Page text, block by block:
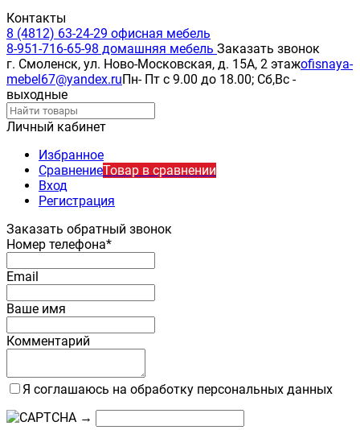
Контакты
8 (4812) 63-24-29 офисная мебель
8-951-716-65-98 домашняя мебель Заказать звонок
г. Смоленск, ул. Ново-Московская, д. 15А, 2 этажofisnaya-
mebel67@yandex.ruПн- Пт с 9.00 до 18.00; Сб,Вс -
выходные
Личный кабинет
Избранное
СравнениеТовар в сравнении
Вход
Регистрация
Заказать обратный звонок
Номер телефона*
Email
Ваше имя
Комментарий
Я соглашаюсь на обработку персональных данных
→